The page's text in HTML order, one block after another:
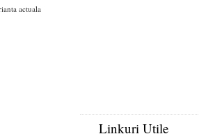
actuala
Linkuri Utile